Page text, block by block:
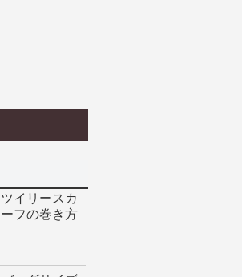
ツイリースカ
ーフの巻き方